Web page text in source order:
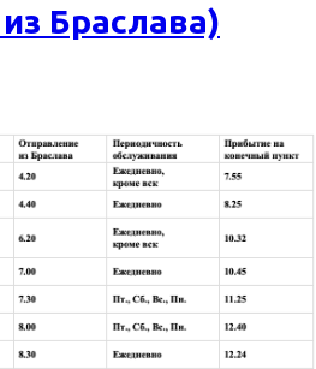
Браслава)